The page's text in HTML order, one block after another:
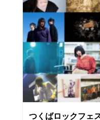
つくばロックフェ